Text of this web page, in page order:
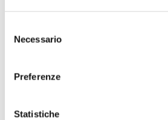
delNecessario
Preferenze
Statistiche
cannabis almeno una volta
Politiche Antidroga della
d’Italia non può